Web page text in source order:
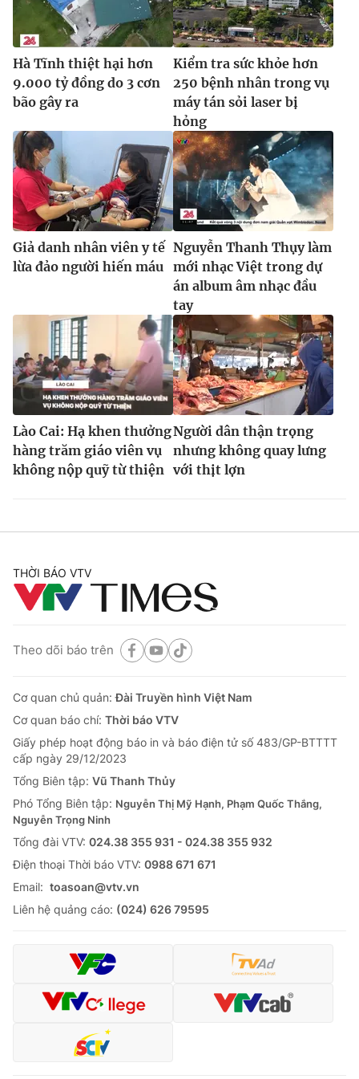
Ðiện thoại Thời báo VTV: 024.66 897 897
Email: toasoan@vtv.vn
024-7300.7108
® Cấm sao chép dưới mọi hình thức nếu không có sự chấp
thuận bằng văn bản. Ghi rõ nguồn VTV.vn khi phát hành lại
thông tin từ website này.
Hà Tĩnh thiệt hại hơn
9.000 tỷ đồng do 3 cơn
bão gây ra
Kiểm tra sức khỏe hơn
250 bệnh nhân trong vụ
máy tán sỏi laser bị
hỏng
Giả danh nhân viên y tế
lừa đảo người hiến máu
Nguyễn Thanh Thụy làm
mới nhạc Việt trong dự
án album âm nhạc đầu
tay
Lào Cai: Hạ khen thưởng
hàng trăm giáo viên vụ
không nộp quỹ từ thiện
Người dân thận trọng
nhưng không quay lưng
với thịt lợn
THỜI BÁO VTV
Theo dõi báo trên
Cơ quan chủ quản:Đài Truyền hình Việt Nam
Cơ quan báo chí: Thời báo VTV
Giấy phép hoạt động báo in và báo điện tử số 483/GP-BTTTT
cấp ngày 29/12/2023
Tổng Biên tập: Vũ Thanh Thủy
Phó Tổng Biên tập: Nguyễn Thị Mỹ Hạnh, Phạm Quốc Thắng,
Nguyễn Trọng Ninh
Tổng đài VTV: 024.38 355 931 - 024.38 355 932
Ðiện thoại Thời báo VTV: 0988 671 671
Email: toasoan@vtv.vn
Liên hệ quảng cáo: (024) 626 79595